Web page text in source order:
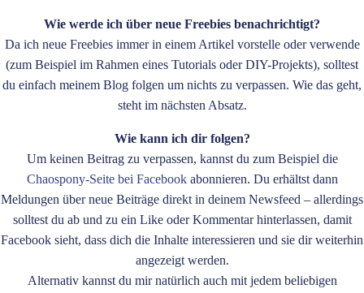
Wie werde ich über neue Freebies benachrichtigt?
Da ich neue Freebies immer in einem Artikel vorstelle oder verwende
(zum Beispiel im Rahmen eines Tutorials oder DIY-Projekts), solltest
du einfach meinem Blog folgen um nichts zu verpassen. Wie das geht,
steht im nächsten Absatz.
Wie kann ich dir folgen?
Um keinen Beitrag zu verpassen, kannst du zum Beispiel die
Chaospony-Seite bei Facebookabonnieren. Du erhältst dann
Meldungen über neue Beiträge direkt in deinem Newsfeed – allerdings
solltest du ab und zu ein Like oder Kommentar hinterlassen, damit
Facebook sieht, dass dich die Inhalte interessieren und sie dir weiterhin
angezeigt werden.
Alternativ kannst du mir natürlich auch mit jedem beliebigen